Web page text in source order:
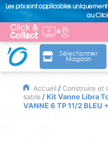
Les prix sont applicables
au
Sélectionner
Magasin
Accueil/ Construire et
sable/ Kit Vanne Libra
VANNE 6 TP 11/2